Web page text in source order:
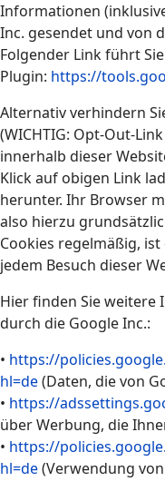
Informationen
Inc. gesendet und von
Folgender Link führt
Plugin: https://
Alternativ verhindern
(WICHTIG: Opt-Out-
innerhalb dieser
Klick auf obigen Link
herunter. Ihr Browser
also hierzu
Cookies regelmäßig,
jedem Besuch dieser
Hier finden Sie
durch die Google Inc.:
• https://
hl=de(Daten, die von
• https://
über Werbung, die
• https://
hl=de(Verwendung